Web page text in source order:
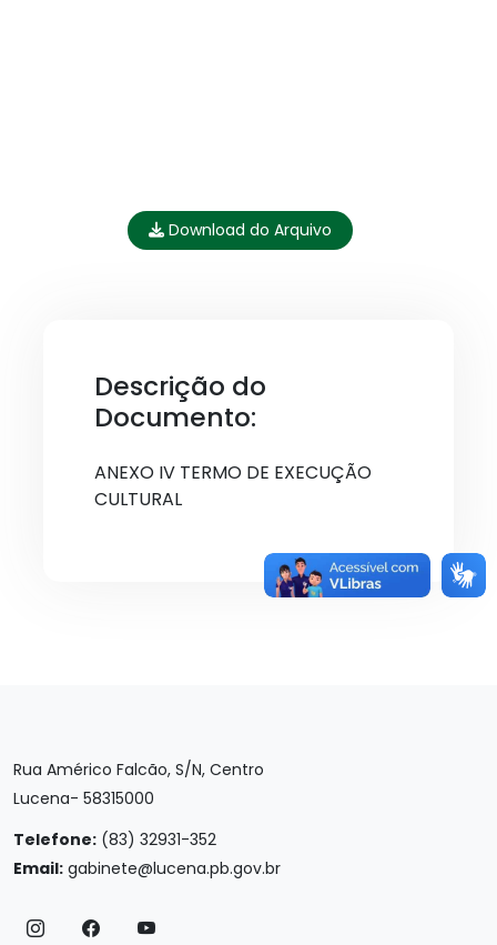
Download do Arquivo
Descrição do
Documento:
ANEXO IV TERMO DE EXECUÇÃO
CULTURAL
Rua Américo Falcão, S/N, Centro
Lucena- 58315000
Telefone: (83) 32931-352
Email: gabinete@lucena.pb.gov.br